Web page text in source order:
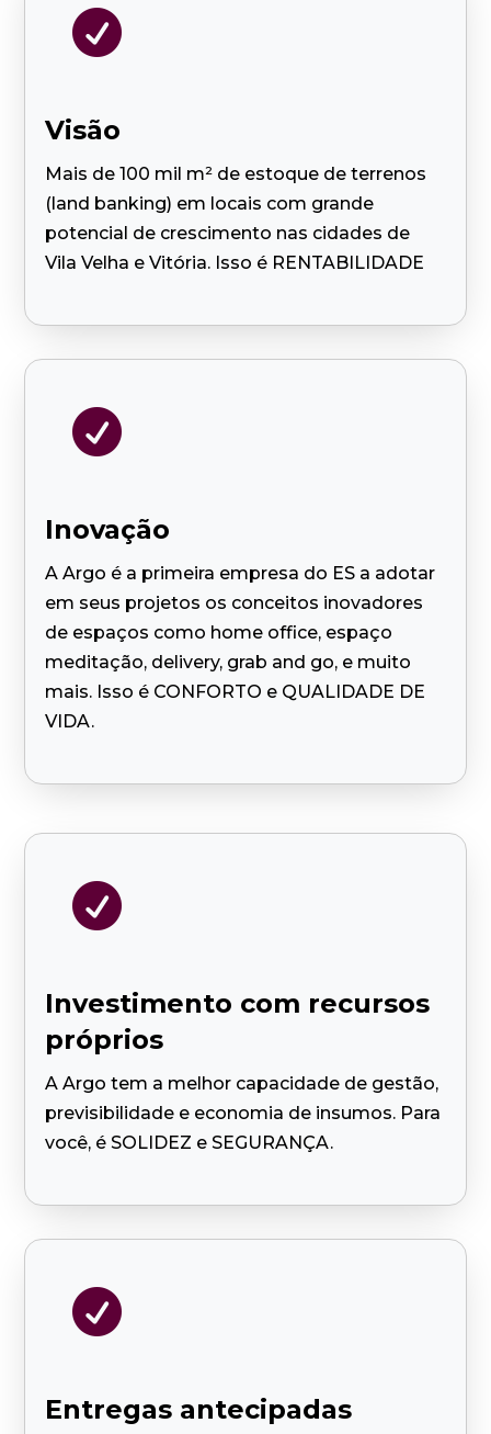

Visão
Mais de 100 mil m² de estoque de terrenos
(land banking) em locais com grande
potencial de crescimento nas cidades de
Vila Velha e Vitória. Isso é RENTABILIDADE

Inovação
A Argo é a primeira empresa do ES a adotar
em seus projetos os conceitos inovadores
de espaços como home office, espaço
meditação, delivery, grab and go, e muito
mais. Isso é CONFORTO e QUALIDADE DE
VIDA.

Investimento com recursos
próprios
A Argo tem a melhor capacidade de gestão,
previsibilidade e economia de insumos. Para
você, é SOLIDEZ e SEGURANÇA.

Entregas antecipadas